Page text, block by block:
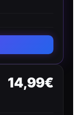
14,99€